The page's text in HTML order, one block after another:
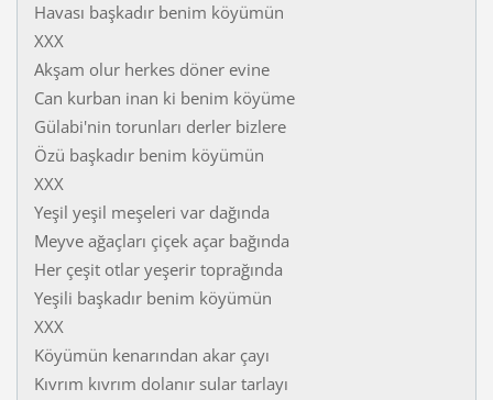
Havası başkadır benim köyümün
XXX
Akşam olur herkes döner evine
Can kurban inan ki benim köyüme
Gülabi'nin torunları derler bizlere
Özü başkadır benim köyümün
XXX
Yeşil yeşil meşeleri var dağında
Meyve ağaçları çiçek açar bağında
Her çeşit otlar yeşerir toprağında
Yeşili başkadır benim köyümün
XXX
Köyümün kenarından akar çayı
Kıvrım kıvrım dolanır sular tarlayı